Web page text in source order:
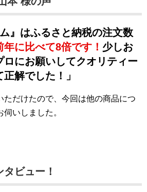
』はふるさと納税の注文数
年に比べて8倍です！ 少しお
ロにお願いしてクオリティー
解でした！」
ただけたので、今回は他の商品につ
いしました。
ビュー！